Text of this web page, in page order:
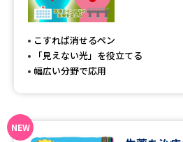
新学年スタート号特集ページ
（高3生用）
SELFBRAND特集ページ
オープンキャンパス検索
こすれば消せるペン
「見えない光」を役立てる
幅広い分野で応用